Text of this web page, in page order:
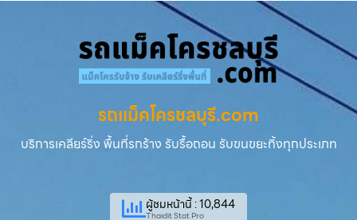
รถแม็คโครชลบุรี.com
บริการเคลียร์ริ่ง พื้นที่รกร้าง รับรื้อถอน รับขนขยะทิ้งทุกประเภท
ผู้ชมหน้านี้ : 10,844
Thaidit Stat Pro